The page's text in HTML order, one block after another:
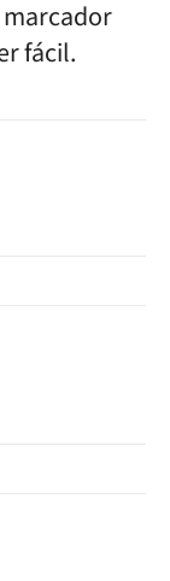
marcador
fácil.